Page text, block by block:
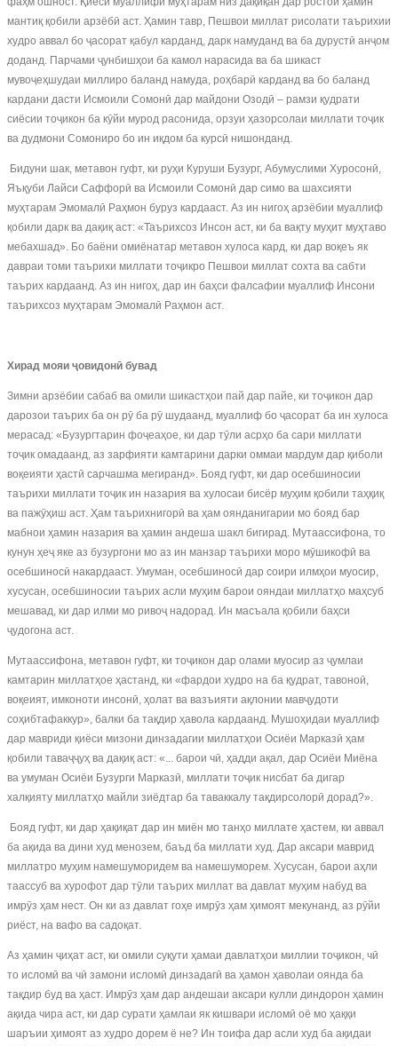
мантиқ қобили арзёбӣ аст. Ҳамин тавр, Пешвои миллат рисолати таърихии
худро аввал бо ҷасорат қабул карданд, дарк намуданд ва ба дурустӣ анҷом
доданд. Парчами ҷунбишҳои ба камол нарасида ва ба шикаст
мувоҷеҳшудаи миллиро баланд намуда, роҳбарӣ карданд ва бо баланд
кардани дасти Исмоили Сомонӣ дар майдони Озодӣ – рамзи қудрати
сиёсии тоҷикон ба кӯйи мурод расонида, орзуи ҳазорсолаи миллати тоҷик
ва дудмони Сомониро бо ин иқдом ба курсӣ нишонданд.
Бидуни шак, метавон гуфт, ки руҳи Куруши Бузург, Абумуслими Хуросонӣ,
Яъқуби Лайси Саффорӣ ва Исмоили Сомонӣ дар симо ва шахсияти
муҳтарам Эмомалӣ Раҳмон буруз кардааст. Аз ин нигоҳ арзёбии муаллиф
қобили дарк ва дақиқ аст: «Таърихсоз Инсон аст, ки ба вақту муҳит муҳтаво
мебахшад». Бо баёни омиёнатар метавон хулоса кард, ки дар воқеъ як
давраи томи таърихи миллати тоҷикро Пешвои миллат сохта ва сабти
таърих кардаанд. Аз ин нигоҳ, дар ин баҳси фалсафии муаллиф Инсони
таърихсоз муҳтарам Эмомалӣ Раҳмон аст.
Хирад мояи ҷовидонӣ бувад
Зимни арзёбии сабаб ва омили шикастҳои пай дар пайе, ки тоҷикон дар
дарозои таърих ба он рӯ ба рӯ шудаанд, муаллиф бо ҷасорат ба ин хулоса
мерасад: «Бузургтарин фоҷеаҳое, ки дар тӯли асрҳо ба сари миллати
тоҷик омадаанд, аз зарфияти камтарини дарки оммаи мардум дар қиболи
воқеияти ҳастӣ сарчашма мегиранд». Бояд гуфт, ки дар осебшиносии
таърихи миллати тоҷик ин назария ва хулосаи бисёр муҳим қобили таҳқиқ
ва пажӯҳиш аст. Ҳам таърихнигорӣ ва ҳам оянданигарии мо бояд бар
мабнои ҳамин назария ва ҳамин андеша шакл бигирад. Мутаассифона, то
кунун ҳеҷ яке аз бузургони мо аз ин манзар таърихи моро мӯшикофӣ ва
осебшиносӣ накардааст. Умуман, осебшиносӣ дар соири илмҳои муосир,
хусусан, осебшиносии таърих асли муҳим барои ояндаи миллатҳо маҳсуб
мешавад, ки дар илми мо ривоҷ надорад. Ин масъала қобили баҳси
ҷудогона аст.
Мутаассифона, метавон гуфт, ки тоҷикон дар олами муосир аз ҷумлаи
камтарин миллатҳое ҳастанд, ки «фардои худро на ба қудрат, тавоноӣ,
воқеият, имконоти инсонӣ, ҳолат ва вазъияти ақлонии мавҷудоти
соҳибтафаккур», балки ба тақдир ҳавола кардаанд. Мушоҳидаи муаллиф
дар мавриди қиёси мизони динзадагии миллатҳои Осиёи Марказӣ ҳам
қобили таваҷҷуҳ ва дақиқ аст: «... барои чӣ, ҳадди ақал, дар Осиёи Миёна
ва умуман Осиёи Бузурги Марказӣ, миллати тоҷик нисбат ба дигар
халқияту миллатҳо майли зиёдтар ба таваккалу тақдирсолорӣ дорад?».
Бояд гуфт, ки дар ҳақиқат дар ин миён мо танҳо миллате ҳастем, ки аввал
ба ақида ва дини худ менозем, баъд ба миллати худ. Дар аксари маврид
миллатро муҳим намешуморидем ва намешуморем. Хусусан, барои аҳли
таассуб ва хурофот дар тӯли таърих миллат ва давлат муҳим набуд ва
имрӯз ҳам нест. Он ки аз давлат гоҳе имрӯз ҳам ҳимоят мекунанд, аз рӯйи
риёст, на вафо ва садоқат.
Аз ҳамин ҷиҳат аст, ки омили суқути ҳамаи давлатҳои миллии тоҷикон, чӣ
то исломӣ ва чӣ замони исломӣ динзадагӣ ва ҳамон ҳаволаи оянда ба
тақдир буд ва ҳаст. Имрӯз ҳам дар андешаи аксари кулли диндорон ҳамин
ақида чира аст, ки дар сурати ҳамлаи як кишвари исломӣ оё мо ҳаққи
шаръии ҳимоят аз худро дорем ё не? Ин тоифа дар асли худ ба ақидаи